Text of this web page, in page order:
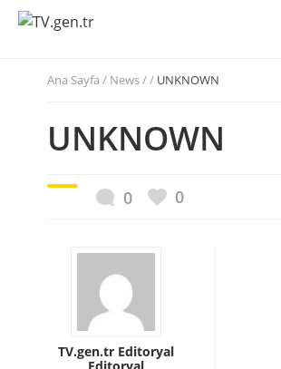
Ana Sayfa / News / / UNKNOWN
UNKNOWN
0 0
TV.gen.tr Editoryal